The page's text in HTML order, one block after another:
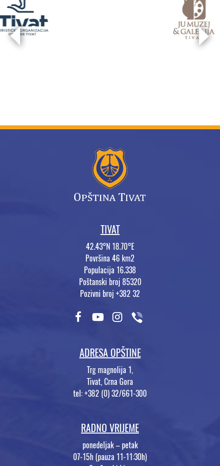
TIVAT
42.43°N 18.70°E
Površina 46 km2
Populacija 16.338
Poštanski broj 85320
Pozivni broj +382 32
ADRESA OPŠTINE
Trg magnolija 1,
Tivat, Crna Gora
tel: +382 (0) 32/661-300
RADNO VRIJEME
ponedeljak – petak
07-15h (pauza 11-11:30h)